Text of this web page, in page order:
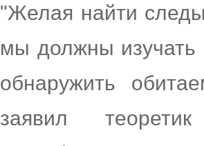
"Желая найти
мы должны изучать
обнаружить
заявил